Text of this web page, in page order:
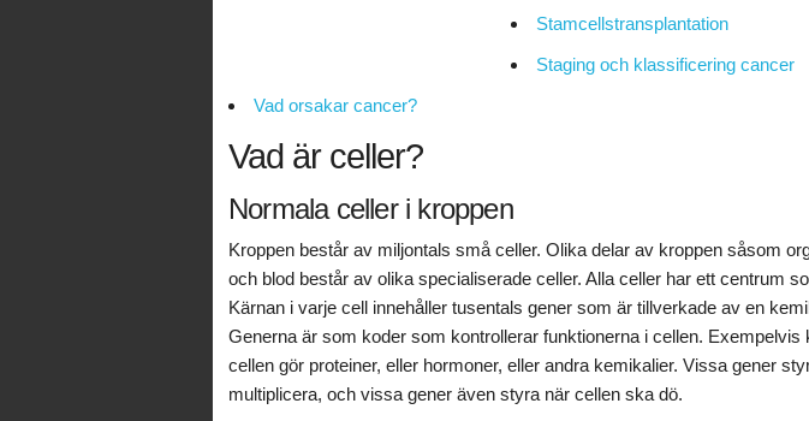
Stamcellstransplantation
Staging och klassificering cancer
Vad orsakar cancer?
Vad är celler?
Normala celler i kroppen
Kroppen består av miljontals små celler. Olika delar av kroppen såsom
och blod består av olika specialiserade celler. Alla celler har ett centrum
Kärnan i varje cell innehåller tusentals gener som är tillverkade av en
Generna är som koder som kontrollerar funktionerna i cellen. Exempelvis
cellen gör proteiner, eller hormoner, eller andra kemikalier. Vissa gener
multiplicera, och vissa gener även styra när cellen ska dö.